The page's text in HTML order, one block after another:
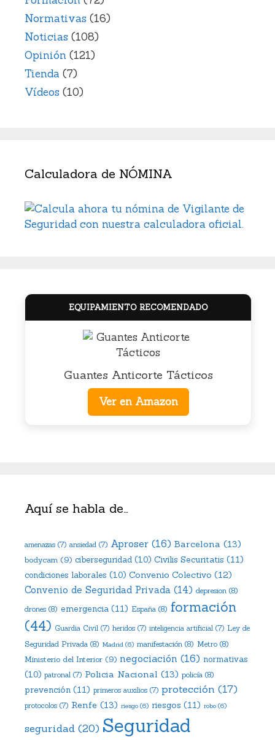
Normativas (16)
Noticias (108)
Opinión (121)
Tienda (7)
Vídeos (10)
Calculadora de NÓMINA
EQUIPAMIENTO RECOMENDADO
Guantes Anticorte Tácticos
Ver en Amazon
Aquí se habla de…
amenazas (7) ansiedad (7) Aproser (16) Barcelona (13)
bodycam (9) ciberseguridad (10) Civilis Securitatis (11)
condiciones laborales (10) Convenio Colectivo (12)
Convenio de Seguridad Privada (14) depresion (8)
drones (8) emergencia (11) España (8) formación
(44) Guardia Civil (7) heridos (7) inteligencia artificial (7) Ley de
Seguridad Privada (8) Madrid (6) manifestación (8) Metro (8)
Ministerio del Interior (9) negociación (16) normativas
(10) patronal (7) Policia Nacional (13) policía (8)
prevención (11) primeros auxilios (7) protección (17)
protocolos (7) Renfe (13) riesgo (6) riesgos (11) robo (6)
seguridad (20) Seguridad